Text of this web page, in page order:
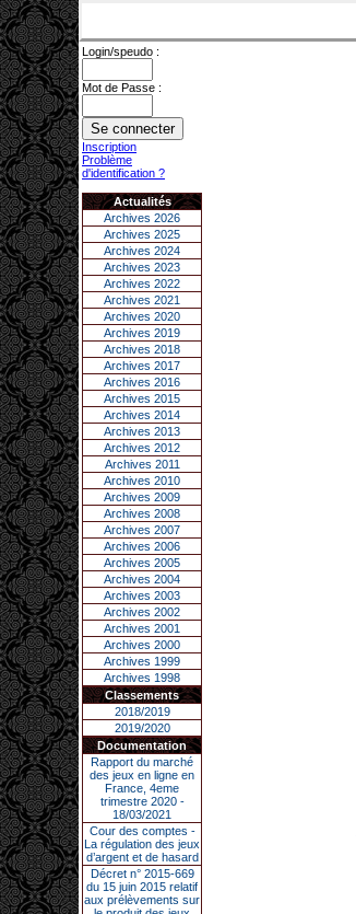
Login/speudo :
Mot de Passe :
Inscription
Problème
d'identification ?
Actualités
Archives 2026
Archives 2025
Archives 2024
Archives 2023
Archives 2022
Archives 2021
Archives 2020
Archives 2019
Archives 2018
Archives 2017
Archives 2016
Archives 2015
Archives 2014
Archives 2013
Archives 2012
Archives 2011
Archives 2010
Archives 2009
Archives 2008
Archives 2007
Archives 2006
Archives 2005
Archives 2004
Archives 2003
Archives 2002
Archives 2001
Archives 2000
Archives 1999
Archives 1998
Classements
2018/2019
2019/2020
Documentation
Rapport du marché
des jeux en ligne en
France, 4eme
trimestre 2020 -
18/03/2021
Cour des comptes -
La régulation des jeux
d’argent et de hasard
Décret n° 2015-669
du 15 juin 2015 relatif
aux prélèvements sur